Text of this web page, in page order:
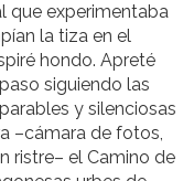
que experimentaba
la tiza en el
hondo. Apreté
siguiendo las
y silenciosas
–cámara de fotos,
ristre– el Camino de